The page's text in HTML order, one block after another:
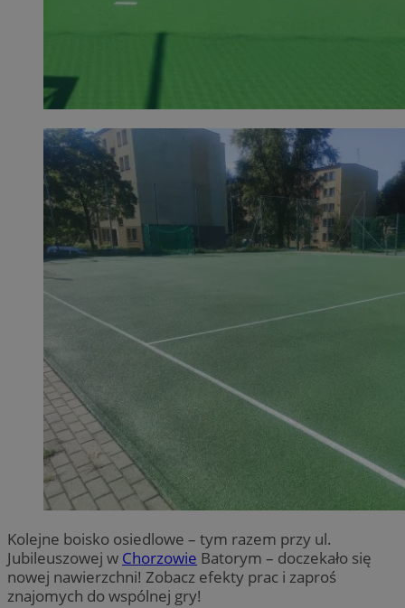
Kolejne boisko osiedlowe – tym razem przy ul.
Jubileuszowej w Chorzowie Batorym – doczekało się
nowej nawierzchni! Zobacz efekty prac i zaproś
znajomych do wspólnej gry!